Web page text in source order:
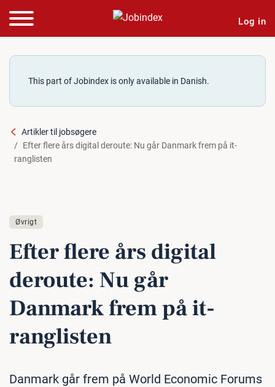
Log in
This part of Jobindex is only available in Danish.
Artikler til jobsøgere
Efter flere års digital deroute: Nu går Danmark frem på it-
ranglisten
Øvrigt
Efter flere års digital
deroute: Nu går
Danmark frem på it-
rang­li­sten
Danmark går frem på World Economic Forums